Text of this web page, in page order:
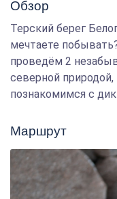
Обзор
Терский берег
мечтаете
проведём 2
северной
познакомимся с
Маршрут